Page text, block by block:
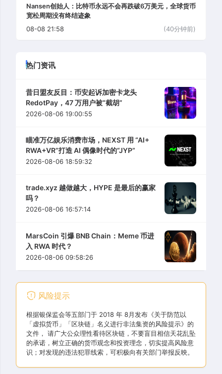
Nansen创始人：比特币永远不会再跌破6万美元，全球货币
宽松周期没有终结迹象
08-08 21:58
(40分钟前)
热门资讯
昔日盟友反目：币安起诉加密卡龙头
RedotPay，47 万用户被“截胡”
2026-08-06 19:00:55
瞄准万亿娱乐消费市场，NEXST 用 “AI+
RWA+VR”打造 AI 偶像时代的“JYP”
2026-08-06 18:59:32
trade.xyz 越做越大，HYPE 是最后的赢家
吗？
2026-08-06 16:57:14
MarsCoin 引爆 BNB Chain：Meme 币进
入 RWA 时代？
2026-08-06 09:58:26
风险提示
根据银保监会等五部门于 2018 年 8月发布《关于防范以
「虚拟货币」「区块链」名义进行非法集资的风险提示》的
文件， 请广大公众理性看待区块链，不要盲目相信天花乱坠
的承诺，树立正确的货币观念和投资理念，切实提高风险意
识；对发现的违法犯罪线索，可积极向有关部门举报反映。